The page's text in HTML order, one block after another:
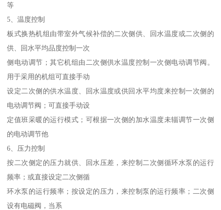
等
5、温度控制
板式换热机组由带室外气候补偿的二次侧供、回水温度或二次侧的
供、回水平均品度控制一次
侧电动调节；其它机组由二次侧供水温度控制一次侧电动调节阀。
用于采用的机组可直接手动
设定二次侧的供水温度、回水温度或供回水平均度来控制一次侧的
电动调节阀；可直接手动设
定值班采暖的运行模式；可根据一次侧的加水温度未辎调节一次侧
的电动调节他
6、压力控制
按二次侧定的压力就供、回水压差，来控制二次侧循环水泵的运行
频率；或直接设定二次侧循
环水泵的运行频率；按设定的压力，来控制泵的运行频率；二次侧
设有电磁阀，当系